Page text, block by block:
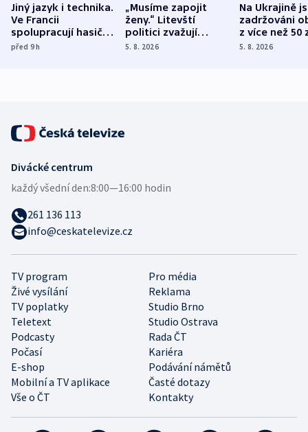
Jiný jazyk i technika.
Ve Francii
spolupracují hasiči z
různých zemí
před 9h
„Musíme zapojit
ženy.“ Litevští
politici zvažují
dohodu o
5. 8. 2026
Na Ukrajině
zadržováni
z více než 50
Bojovali na
5. 8. 2026
TV program
Pro média
Živé vysílání
Reklama
TV poplatky
Studio Brno
Teletext
Studio Ostrava
Podcasty
Rada ČT
Počasí
Kariéra
E-shop
Podávání námětů
Mobilní a TV aplikace
Časté dotazy
Vše o ČT
Kontakty
Divácké centrum
každý všední den:8:00—16:00 hodin
261 136 113
info@ceskatelevize.cz